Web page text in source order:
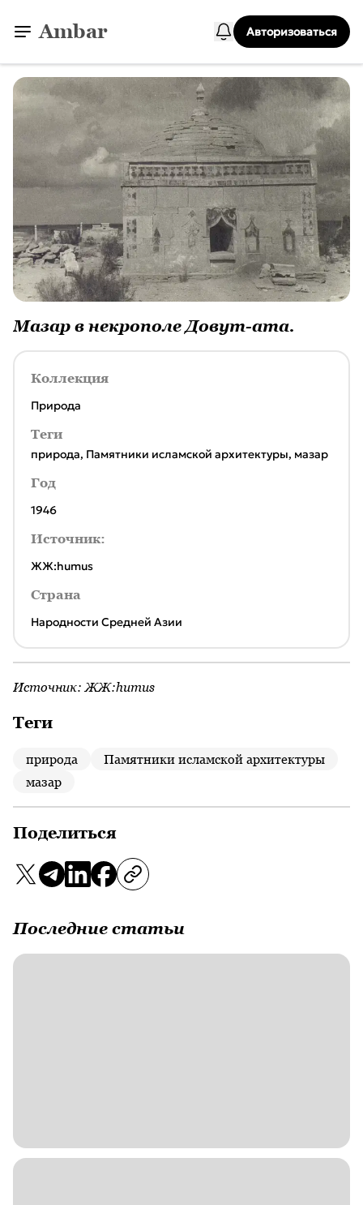
Ambar Авторизоваться
Мазар в некрополе Довут-ата.
Коллекция
Природа
Теги
природа, Памятники исламской архитектуры, мазар
Год
1946
Источник:
ЖЖ:humus
Страна
Народности Средней Азии
Источник: ЖЖ:humus
Теги
природа
Памятники исламской архитектуры
мазар
Поделиться
Последние статьи